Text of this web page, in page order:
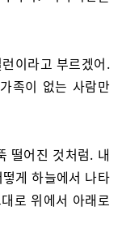
이라고 부르겠어.
족이 없는 사람만
떨어진 것처럼. 내
게 하늘에서 나타
로 위에서 아래로